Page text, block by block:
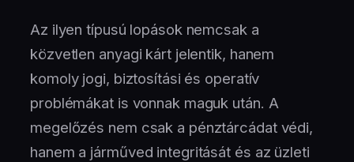
Az ilyen típusú lopások nemcsak a
közvetlen anyagi kárt jelentik, hanem
komoly jogi, biztosítási és operatív
problémákat is vonnak maguk után. A
megelőzés nem csak a pénztárcádat védi,
hanem a járműved integritását és az üzleti